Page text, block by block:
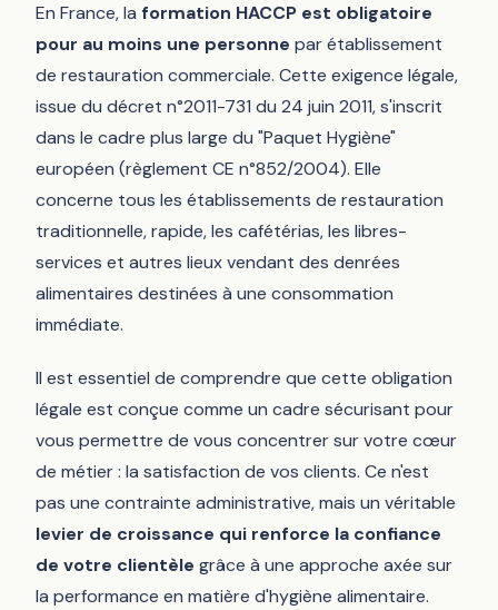
En France, la formation HACCP est obligatoire
pour au moins une personne par établissement
de restauration commerciale. Cette exigence légale,
issue du décret n°2011-731 du 24 juin 2011, s'inscrit
dans le cadre plus large du "Paquet Hygiène"
européen (règlement CE n°852/2004). Elle
concerne tous les établissements de restauration
traditionnelle, rapide, les cafétérias, les libres-
services et autres lieux vendant des denrées
alimentaires destinées à une consommation
immédiate.
Il est essentiel de comprendre que cette obligation
légale est conçue comme un cadre sécurisant pour
vous permettre de vous concentrer sur votre cœur
de métier : la satisfaction de vos clients. Ce n'est
pas une contrainte administrative, mais un véritable
levier de croissance qui renforce la confiance
de votre clientèle grâce à une approche axée sur
la performance en matière d'hygiène alimentaire.